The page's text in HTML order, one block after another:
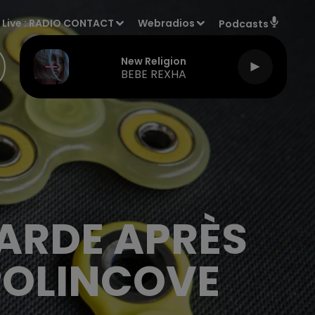
Live :RADIO CONTACT Webradios Podcasts
New Religion
BEBE REXHA
APRÈS